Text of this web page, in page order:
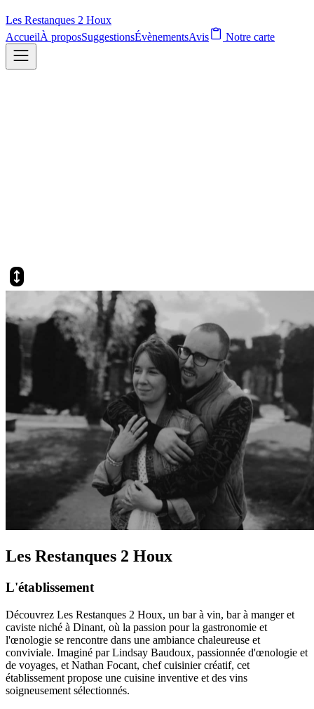
Les Restanques 2 Houx
AccueilÀ proposSuggestionsÉvènementsAvis Notre carte
Les Restanques 2 Houx
L'établissement
Découvrez Les Restanques 2 Houx, un bar à vin, bar à manger et
caviste niché à Dinant, où la passion pour la gastronomie et
l'œnologie se rencontre dans une ambiance chaleureuse et
conviviale. Imaginé par Lindsay Baudoux, passionnée d'œnologie et
de voyages, et Nathan Focant, chef cuisinier créatif, cet
établissement propose une cuisine inventive et des vins
soigneusement sélectionnés.